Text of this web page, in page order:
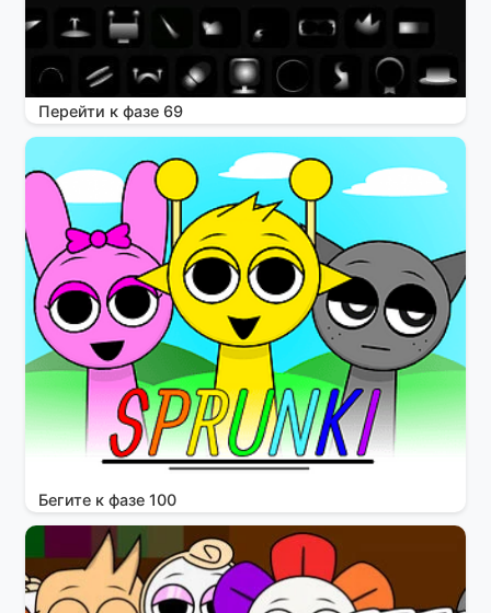
Перейти к фазе 69
Бегите к фазе 100